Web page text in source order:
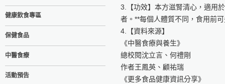
健康飲食專區
保健食品
中醫食療
活動預告
3.【功效】本方滋腎清心，適用
者。**每個人體質不同，食用前
4.【資料來源】
《中醫食療與養生》
總校閱沈立言、何禮剛
作者王鳳英、顧祐瑞
《更多食品健康資訊分享》